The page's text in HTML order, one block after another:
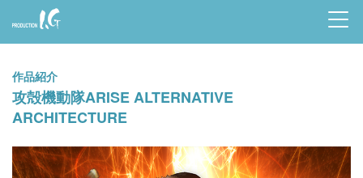
Prod
uctio
n I.G
作品紹介
攻殻機動隊ARISE ALTERNATIVE
ARCHITECTURE